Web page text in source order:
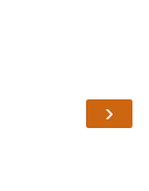
›